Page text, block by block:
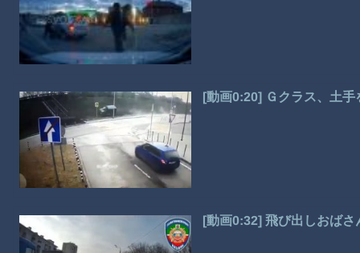
[動画0:20] Ｇクラス、土手
[動画0:32] 飛び出しおばさ